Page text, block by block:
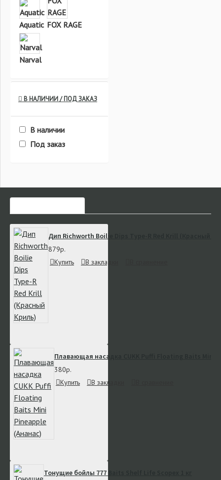
Aquatic FOX RAGE
Narval
В НАЛИЧИИ / ПОД ЗАКАЗ
В наличии
Под заказ
Дип Richworth Boilie Dips Type-R Red Krill (Красный
879р.
Купить
В закладки
Плавающая насадка CUKK Puffi Floating Baits Mini
380р.
Купить
В закладки
Тонущие бойлы 777 Baits Shelf Life Scopex 1 кг